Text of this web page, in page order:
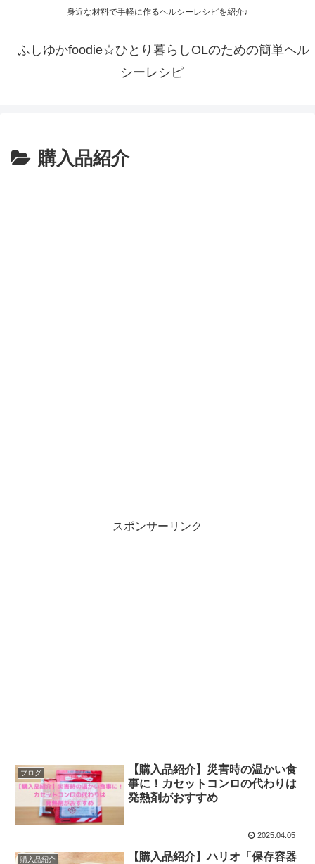
身近な材料で手軽に作るヘルシーレシピを紹介♪
ふしゆかfoodie☆ひとり暮らしOLのための簡単ヘル
シーレシピ
購入品紹介
スポンサーリンク
ブログ
【購入品紹介】災害時の温かい食
事に！カセットコンロの代わりは
発熱剤がおすすめ
2025.04.05
購入品紹介
【購入品紹介】ハリオ「保存容器